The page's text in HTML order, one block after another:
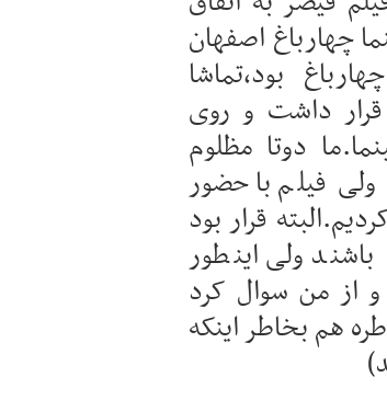
چهارباغ اصفهان
بود،تماشا
قرار داشت و روی
دوتا مظلوم
فیلم با حضور
قرار بود
ولی اینطور
و از من سوال کرد
هم بخاطر اینکه